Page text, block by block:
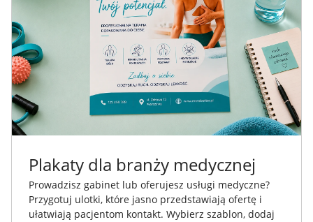
Plakaty dla branży medycznej
Prowadzisz gabinet lub oferujesz usługi medyczne?
Przygotuj ulotki, które jasno przedstawiają ofertę i
ułatwiają pacjentom kontakt. Wybierz szablon, dodaj